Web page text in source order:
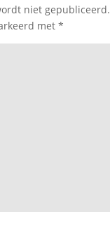
niet gepubliceerd.
met *